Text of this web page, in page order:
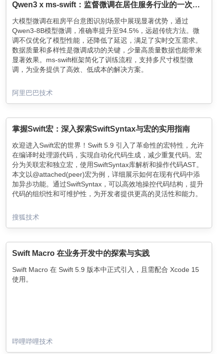
Qwen3 x ms-swift：监督微调在居住服务行业的一次实践
大模型微调在租房平台意图识别场景中展现显著优势，通过
Qwen3-8B模型微调，准确率提升至94.5%，远超传统方法。微
调不仅优化了模型性能，还降低了延迟，满足了实时交互需求。
数据质量和多样性是微调成功的关键，少量高质量数据也能带来
显著效果。ms-swift框架简化了训练流程，支持多尺寸模型微
调，为业务提供了高效、低成本的解决方案。
阿里巴巴技术
掌握Swift宏：深入探索SwiftSyntax与宏的实用指南
欢迎进入Swift宏的世界！Swift 5.9 引入了革命性的宏特性，允许
在编译时处理源代码，实现自动化代码生成，减少重复代码。宏
分为关联宏和独立宏，使用SwiftSyntax库解析和操作代码AST。
本文以@attached(peer)宏为例，详细展示如何在现有代码中添
加异步功能。通过SwiftSyntax，可以高效地操控代码结构，提升
代码的组织性和可维护性，为开发者提供更高的灵活性和能力。
搜狐技术
Swift Macro 在业务开发中的探索与实践
Swift Macro 在 Swift 5.9 版本中正式引入，且需配合 Xcode 15
使用。
哔哩哔哩技术